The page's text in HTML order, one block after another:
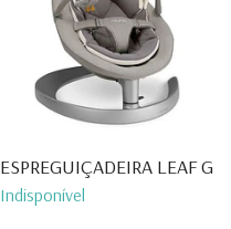
ESPREGUIÇADEIRA LEAF
Indisponível